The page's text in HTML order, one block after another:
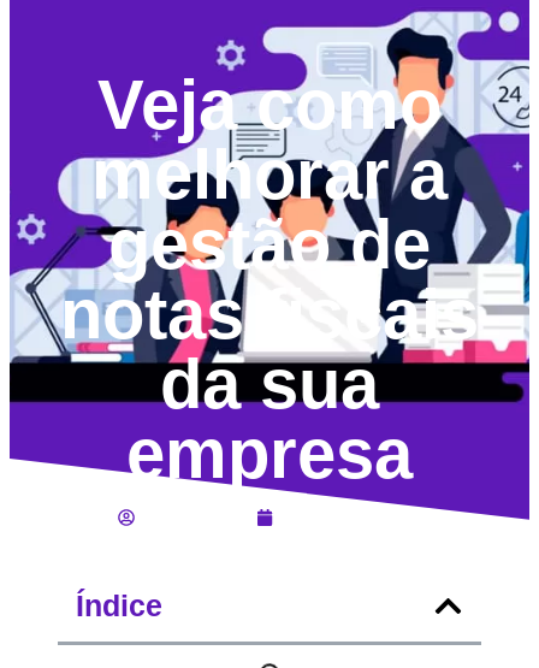
Veja como
melhorar a
gestão de
notas fiscais
da sua
empresa
Índice